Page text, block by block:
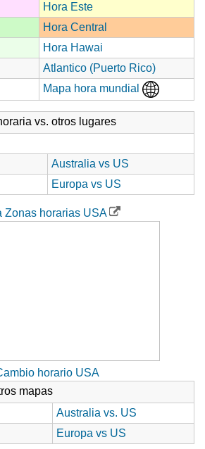
Hora Este
Hora Central
Hora Hawai
Atlantico (Puerto Rico)
Mapa hora mundial
vs. otros lugares
Australia vs US
Europa vs US
Zonas horarias USA
horario USA
mapas
Australia vs. US
Europa vs US